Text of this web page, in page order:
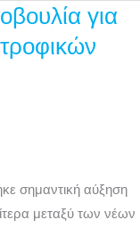
για
σημαντική αύξηση
μεταξύ των νέων